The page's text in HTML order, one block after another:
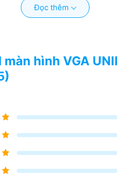
Đọc thêm
hình VGA